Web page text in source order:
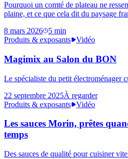
Pourquoi un comté de plateau ne
plaine, et ce que cela dit du paysage
8 mars 2026
5 min
Produits & exposants
Vidéo
Magimix au Salon du BON
Le spécialiste du petit électroménager
22 septembre 2025À regarder
Produits & exposants
Vidéo
Les sauces Morin, prêtes
temps
Des sauces de qualité pour cuisiner